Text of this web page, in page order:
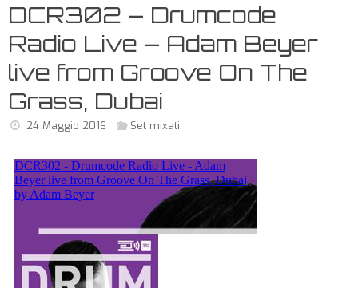
DCR302 – Drumcode
Radio Live – Adam Beyer
live from Groove On The
Grass, Dubai
24 Maggio 2016 Set mixati